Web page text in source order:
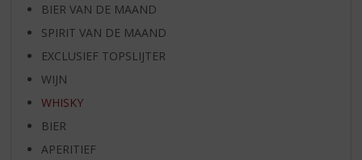
BIER VAN DE MAAND
SPIRIT VAN DE MAAND
EXCLUSIEF TOPSLIJTER
WIJN
WHISKY
BIER
APERITIEF